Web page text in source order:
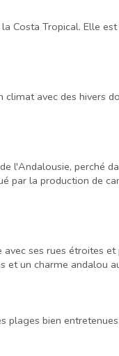
Costa Tropical. Elle
avec des hivers
l'Andalousie, perché
par la production de
ses rues étroites
et un charme andalou
plages bien